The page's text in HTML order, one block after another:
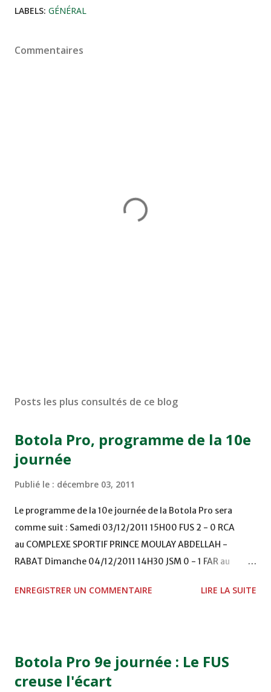
LABELS: GÉNÉRAL
Commentaires
Posts les plus consultés de ce blog
Botola Pro, programme de la 10e
journée
Publié le : décembre 03, 2011
Le programme de la 10e journée de la Botola Pro sera
comme suit : Samedi 03/12/2011 15H00 FUS 2 - 0 RCA
au COMPLEXE SPORTIF PRINCE MOULAY ABDELLAH -
RABAT Dimanche 04/12/2011 14H30 JSM 0 - 1 FAR au
TERRAIN EL ABDI - EL JADIDA 16h30 OCK 0 - 1 HUSA
Mardi 06/12/2011 15H00 WAF - OCS au COMPLEXE SPORTIF
DE FES - FES WAC - MAS Reporté pour cause de finale de la
ENREGISTRER UN COMMENTAIRE LIRE LA SUITE
Botola Pro 9e journée : Le FUS
creuse l'écart